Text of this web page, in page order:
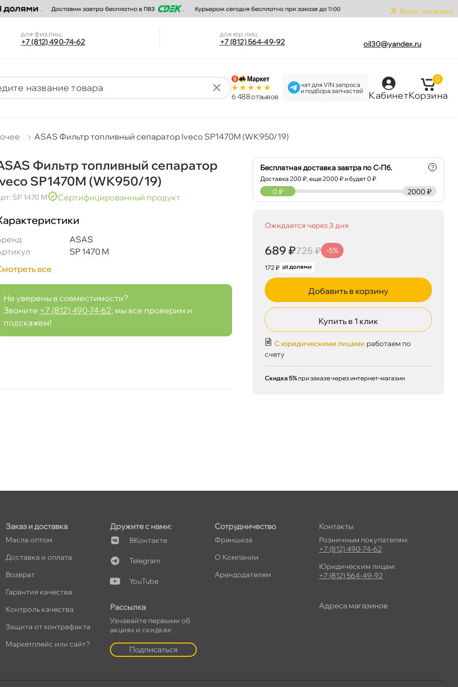
x Ясно, понятно!
для физ.лиц:
+7 (812) 490-74-62
для юр.лиц:
+7 (812) 564-49-92 oil30@yandex.ru
6 488 отзыво
чат для VIN запроса
и подбора запчастей
Кабинет
0
Корзина
ASAS Фильтр топливный сепаратор Iveco SP1470M (WK950/19)
Фильтр топливный сепаратор
SP1470M (WK950/19)
SP 1470 M Сертифицированный продукт
ASAS
SP 1470 M
все
Не уверены в совместимости?
Звоните +7 (812) 490-74-62, мы все проверим и
подскажем!
Бесплатная доставка завтра по С-Пб.
Доставка200 ₽, еще2000 ₽ и будет 0 ₽
?
2000 ₽
0 ₽
Ожидается через 3 дня
689 ₽725 ₽ -5%
172 ₽
Добавить в корзину
Купить в 1 клик
С юридическими лицами работаем по
счету
Скидка 5% при заказе через интернет-магазин
(WK950/19) 725 ₽
09.08 (при заказе от 2000₽) Сегодня, 09.08
Заказ и доставка
Масла оптом
Доставка и оплата
озврат
Гарантия качества
Контроль качества
Защита от контрафакта
Маркетплейс или сайт?
Дружите с нами:
Контакте
Telegram
YouTube
Рассылка
Узнавайте первыми о
акциях и скидках:
Подписаться
Сотрудничество
Франшиза
О Компании
Арендодателям
Контакты
Розничным покупателям:
+7 (812) 490-74-62
Юридическим лицам:
+7 (812) 564-49-92
Адреса магазино